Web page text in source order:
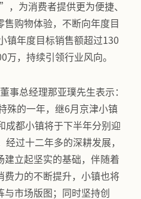
为消费者提供更为便捷、
购物体验，不断向年度目
镇年度目标销售额超过130
万，持续引领行业风向。
事总经理那亚璞先生表示：
殊的一年，继6月京津小镇
成都小镇将于下半年分别迎
过十二年多的深耕发展，
建立起坚实的基础，伴随着
费力的不断提升，小镇也将
市场版图；同时坚持创